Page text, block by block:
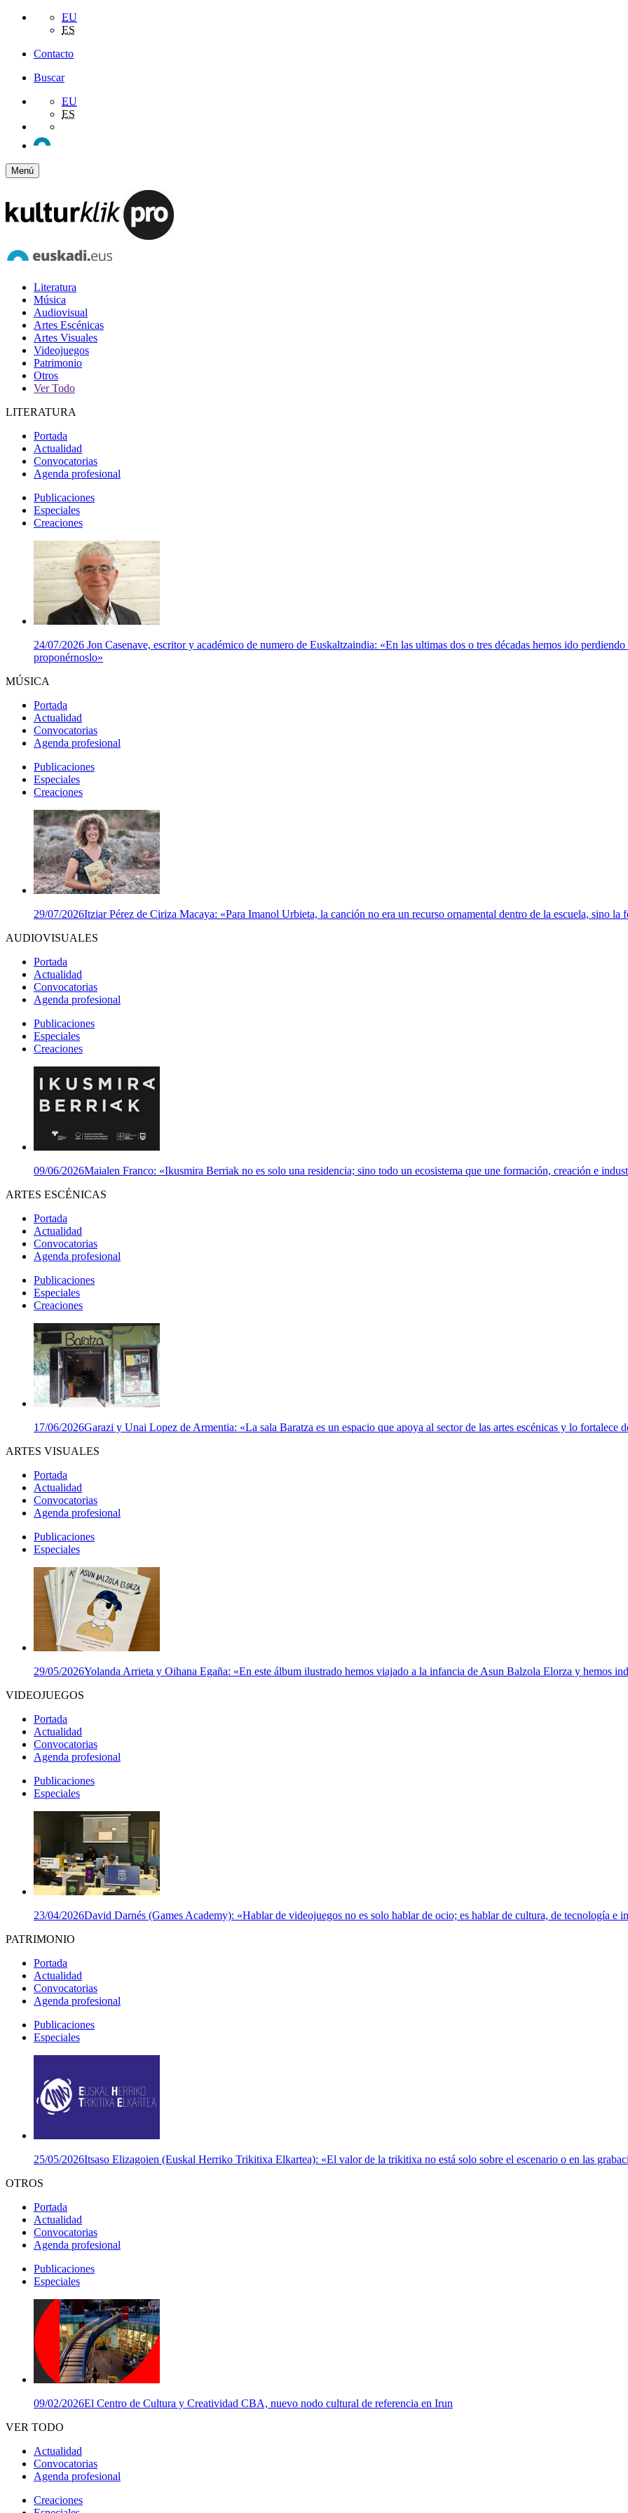
EU
ES
Contacto
Buscar
EU
ES
Menú
Literatura
Música
Audiovisual
Artes Escénicas
Artes Visuales
Videojuegos
Patrimonio
Otros
Ver Todo
LITERATURA
Portada
Actualidad
Convocatorias
Agenda profesional
Publicaciones
Especiales
Creaciones
24/07/2026 Jon Casenave, escritor y académico de numero de Euskaltzaindia: «En las ultimas dos o tres décadas hemos ido
proponérnoslo»
MÚSICA
Portada
Actualidad
Convocatorias
Agenda profesional
Publicaciones
Especiales
Creaciones
29/07/2026Itziar Pérez de Ciriza Macaya: «Para Imanol Urbieta, la canción no era un recurso ornamental dentro de la escuela, sino la
AUDIOVISUALES
Portada
Actualidad
Convocatorias
Agenda profesional
Publicaciones
Especiales
Creaciones
09/06/2026Maialen Franco: «Ikusmira Berriak no es solo una residencia; sino todo un ecosistema que une formación, creación e
ARTES ESCÉNICAS
Portada
Actualidad
Convocatorias
Agenda profesional
Publicaciones
Especiales
Creaciones
17/06/2026Garazi y Unai Lopez de Armentia: «La sala Baratza es un espacio que apoya al sector de las artes escénicas y lo fortalece
ARTES VISUALES
Portada
Actualidad
Convocatorias
Agenda profesional
Publicaciones
Especiales
29/05/2026Yolanda Arrieta y Oihana Egaña: «En este álbum ilustrado hemos viajado a la infancia de Asun Balzola Elorza y hemos
VIDEOJUEGOS
Portada
Actualidad
Convocatorias
Agenda profesional
Publicaciones
Especiales
23/04/2026David Darnés (Games Academy): «Hablar de videojuegos no es solo hablar de ocio; es hablar de cultura, de tecnología
PATRIMONIO
Portada
Actualidad
Convocatorias
Agenda profesional
Publicaciones
Especiales
25/05/2026Itsaso Elizagoien (Euskal Herriko Trikitixa Elkartea): «El valor de la trikitixa no está solo sobre el escenario o en las
OTROS
Portada
Actualidad
Convocatorias
Agenda profesional
Publicaciones
Especiales
09/02/2026El Centro de Cultura y Creatividad CBA, nuevo nodo cultural de referencia en Irun
VER TODO
Actualidad
Convocatorias
Agenda profesional
Creaciones